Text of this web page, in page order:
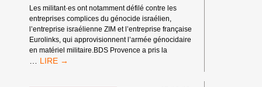
Les militant·es ont notamment défilé contre les
entreprises complices du génocide israélien,
l’entreprise israélienne ZIM et l’entreprise française
Eurolinks, qui approvisionnent l’armée génocidaire
en matériel militaire.BDS Provence a pris la
RETOURS